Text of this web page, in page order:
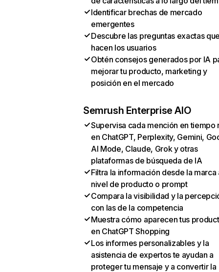
Identificar brechas de mercado
emergentes
Descubre las preguntas exactas
hacen los usuarios
Obtén consejos generados por IA
mejorar tu producto, marketing y
posición en el mercado
Semrush Enterprise AIO
Supervisa cada mención en tiempo
en ChatGPT, Perplexity, Gemini,
AI Mode, Claude, Grok y otras
plataformas de búsqueda de IA
Filtra la información desde la marca
nivel de producto o prompt
Compara la visibilidad y la
con las de la competencia
Muestra cómo aparecen tus
en ChatGPT Shopping
Los informes personalizables y la
asistencia de expertos te ayudan a
proteger tu mensaje y a convertir la